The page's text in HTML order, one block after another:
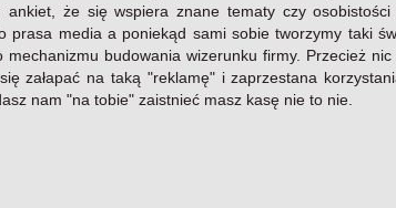
że się wspiera znane tematy czy osobistości
media a poniekąd sami sobie tworzymy taki
budowania wizerunku firmy. Przecież nic
załapać na taką "reklamę" i zaprzestana
nam "na tobie" zaistnieć masz kasę nie to nie.